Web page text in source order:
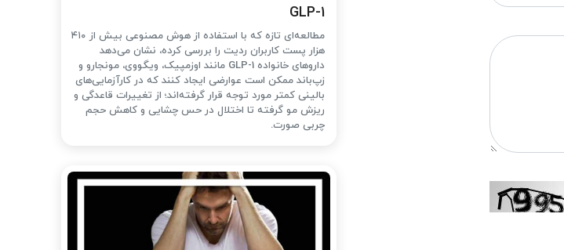
GLP-1
مطالعه‌ای تازه که با استفاده از هوش مصنوعی بیش از ۴۱۰
هزار پست کاربران ردیت را بررسی کرده، نشان می‌دهد
داروهای خانواده GLP-1 مانند اوزمپیک، ویگووی، مونجارو و
زپ‌باند ممکن است عوارضی ایجاد کنند که در کارآزمایی‌های
بالینی کمتر مورد توجه قرار گرفته‌اند؛ از تغییرات قاعدگی و
ریزش مو گرفته تا اختلال در حس چشایی و کاهش حجم
چربی صورت.